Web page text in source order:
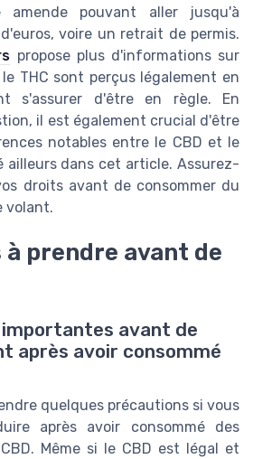
amende pouvant aller jusqu'à
voire un retrait de permis.
propose plus d'informations sur
THC sont perçus légalement en
s'assurer d'être en règle. En
il est également crucial d'être
notables entre le CBD et le
ailleurs dans cet article. Assurez-
droits avant de consommer du
volant.
prendre avant de
avant de
après avoir consommé
quelques précautions si vous
après avoir consommé des
Même si le CBD est légal et